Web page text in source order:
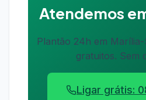
Atendemos
Plantão 24h em
gratuitos. Sem
Ligar grátis: